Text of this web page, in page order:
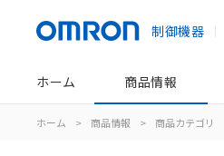
制御機器
ホーム 商品情報
ホーム > 商品情報 > 商品カテゴリ